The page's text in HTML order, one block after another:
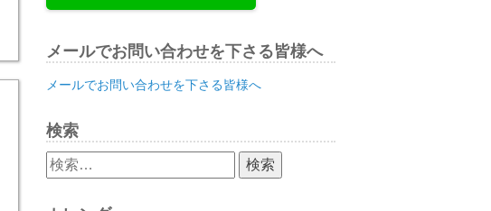
メールでお問い合わせを下さる皆様へ
メールでお問い合わせを下さる皆様へ
検索
検
索: